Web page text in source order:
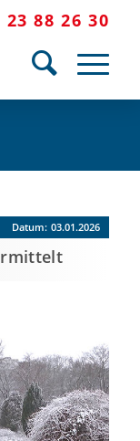
23 88 26 30
Datum: 03.01.2026